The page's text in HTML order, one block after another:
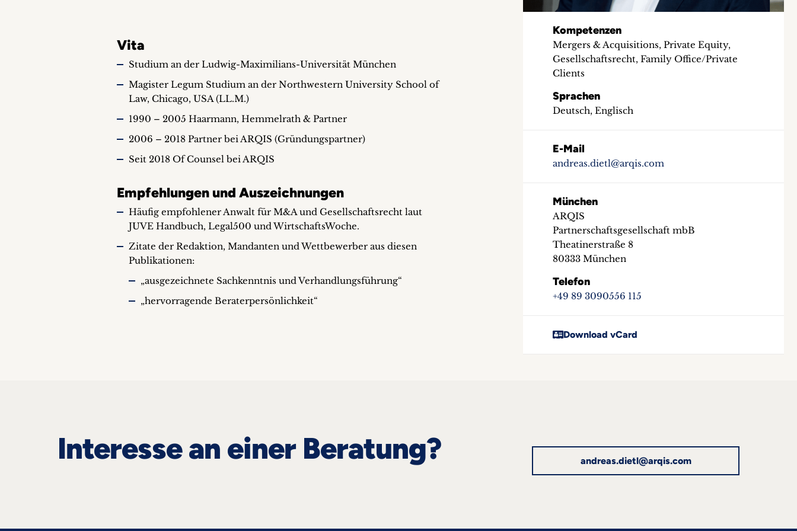
Kompetenzen
Mergers & Acquisitions, Private Equity,
Gesellschaftsrecht, Family Office/Private
Clients
Sprachen
Deutsch, Englisch
E-Mail
andreas.dietl@arqis.com
München
ARQIS
Partnerschaftsgesellschaft mbB
Theatinerstraße 8
80333 München
Telefon
+49 89 3090556 115
Download vCard
Vita
Studium an der Ludwig-Maximilians-Universität München
Magister Legum Studium an der Northwestern University School of
Law, Chicago, USA (LL.M.)
1990 – 2005 Haarmann, Hemmelrath & Partner
2006 – 2018 Partner bei ARQIS (Gründungspartner)
Seit 2018 Of Counsel bei ARQIS
Empfehlungen und Auszeichnungen
Häufig empfohlener Anwalt für M&A und Gesellschaftsrecht laut
JUVE Handbuch, Legal500 und WirtschaftsWoche.
Zitate der Redaktion, Mandanten und Wettbewerber aus diesen
Publikationen:
„ausgezeichnete Sachkenntnis und Verhandlungsführung“
„hervorragende Beraterpersönlichkeit“
Interesse an einer Beratung? andreas.dietl@arqis.com